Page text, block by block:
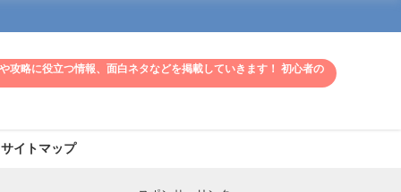
攻略に役立つ情報、面白ネタなどを掲載していきます！ 初心者の
サイトマップ